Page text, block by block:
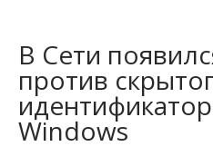
В Сети
против
Windows